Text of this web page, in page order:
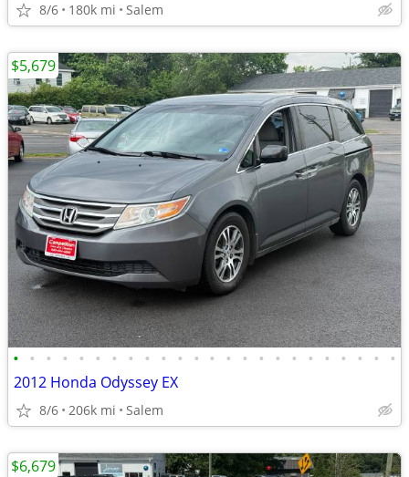
8/6 180k mi Salem
• • • • • • • • • • • • • • • • • • • • • • • •
2012 Honda Odyssey EX
8/6 206k mi Salem
$5,679
$6,679